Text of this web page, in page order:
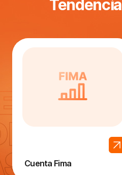
Cuenta Fima